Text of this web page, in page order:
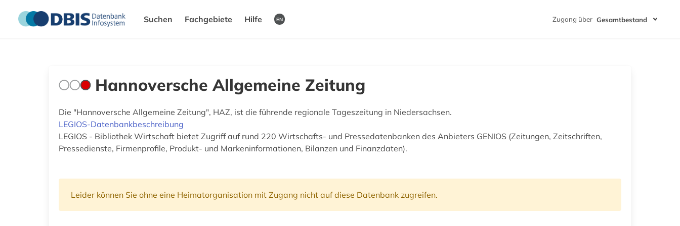
Suchen Fachgebiete Hilfe EN Zugang über Gesamtbestand
Hannoversche Allgemeine Zeitung
Die "Hannoversche Allgemeine Zeitung", HAZ, ist die führende regionale Tageszeitung in Niedersachsen.
LEGIOS-Datenbankbeschreibung
LEGIOS - Bibliothek Wirtschaft bietet Zugriff auf rund 220 Wirtschafts- und Pressedatenbanken des Anbieters GENIOS (Zeitungen, Zeitschriften,
Pressedienste, Firmenprofile, Produkt- und Markeninformationen, Bilanzen und Finanzdaten).
Leider können Sie ohne eine Heimatorganisation mit Zugang nicht auf diese Datenbank zugreifen.